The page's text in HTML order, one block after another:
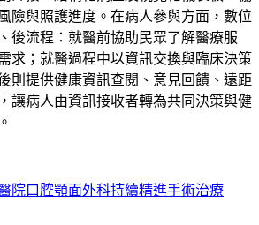
險與照護進度。在病人參與方面，數位
後流程：就醫前協助民眾了解醫療服
求；就醫過程中以資訊交換與臨床決策
則提供健康資訊查閱、意見回饋、遠距
讓病人由資訊接收者轉為共同決策與健
院口腔顎面外科持續精進手術治療